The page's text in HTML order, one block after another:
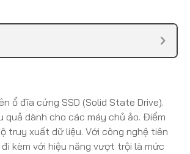
ổ đĩa cứng SSD (Solid State Drive).
quả dành cho các máy chủ ảo. Điểm
truy xuất dữ liệu. Với công nghệ tiên
kèm với hiệu năng vượt trội là mức